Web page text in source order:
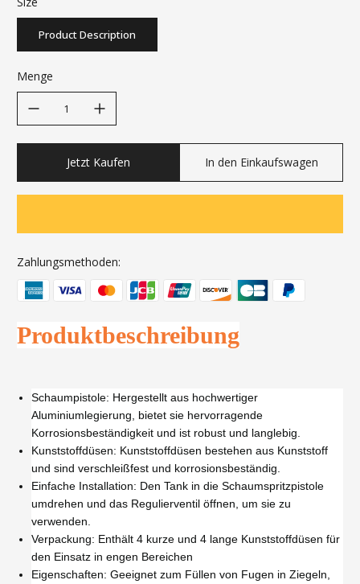
Product Description
Menge
Jetzt Kaufen In den Einkaufswagen
Zahlungsmethoden:
Produktbeschreibung
Schaumpistole: Hergestellt aus hochwertiger
Aluminiumlegierung, bietet sie hervorragende
Korrosionsbeständigkeit und ist robust und langlebig.
Kunststoffdüsen: Kunststoffdüsen bestehen aus Kunststoff
und sind verschleißfest und korrosionsbeständig.
Einfache Installation: Den Tank in die Schaumspritzpistole
umdrehen und das Regulierventil öffnen, um sie zu
verwenden.
Verpackung: Enthält 4 kurze und 4 lange Kunststoffdüsen für
den Einsatz in engen Bereichen
Eigenschaften: Geeignet zum Füllen von Fugen in Ziegeln,